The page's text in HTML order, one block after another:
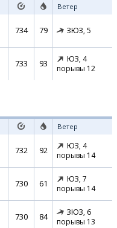
Ветер
734 79 ЗЮЗ, 5
733 93 ЮЗ, 4
порывы 12
Ветер
732 92 ЮЗ, 4
порывы 14
730 61 ЮЗ, 7
порывы 14
730 84 ЗЮЗ, 6
порывы 13